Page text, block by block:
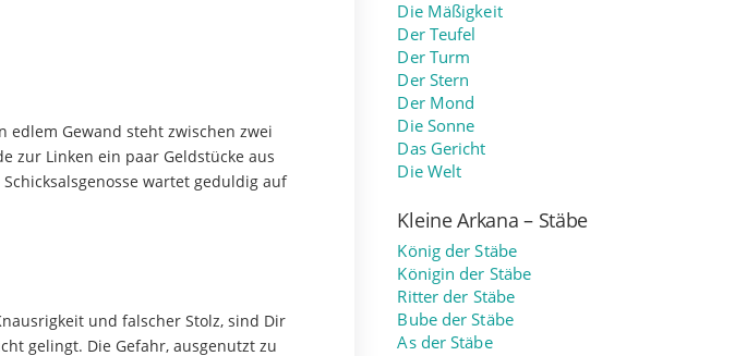
edlem Gewand steht zwischen zwei
zur Linken ein paar Geldstücke aus
wartet geduldig auf
und falscher Stolz, sind Dir
gelingt. Die Gefahr, ausgenutzt zu
Die Mäßigkeit
Der Teufel
Der Turm
Der Stern
Der Mond
Die Sonne
Das Gericht
Die Welt
Kleine Arkana – Stäbe
König der Stäbe
Königin der Stäbe
Ritter der Stäbe
Bube der Stäbe
As der Stäbe